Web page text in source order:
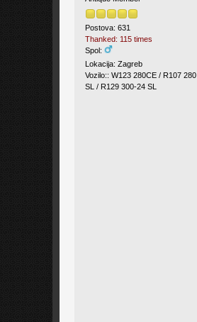
Postova: 631
Thanked: 115 times
Spol:
Lokacija: Zagreb
Vozilo:: W123 280CE / R107 280
SL / R129 300-24 SL